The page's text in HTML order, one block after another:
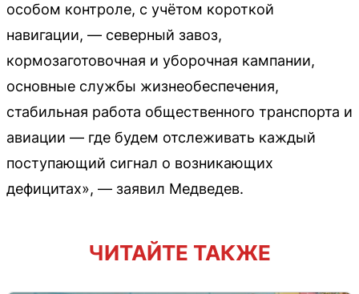
особом контроле, с учётом короткой
навигации, — северный завоз,
кормозаготовочная и уборочная кампании,
основные службы жизнеобеспечения,
стабильная работа общественного транспорта и
авиации — где будем отслеживать каждый
поступающий сигнал о возникающих
дефицитах», — заявил Медведев.
ЧИТАЙТЕ ТАКЖЕ